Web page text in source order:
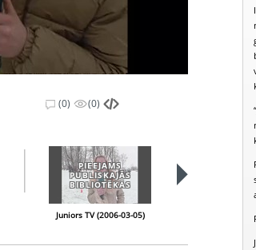
(0) (0)
PIEEJAMS
PUBLISKAJĀS
BIBLIOTĒKĀS
Juniors TV (2006-03-05) Juniors TV